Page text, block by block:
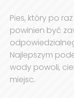
Pies, który po
powinien być
Najlepszym
wody powoli,
miejsc.